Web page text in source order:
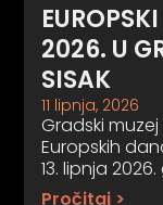
2026. U
SISAK
11 lipnja, 2026
Gradski
Europskih
13. lipnja
Pročitaj >